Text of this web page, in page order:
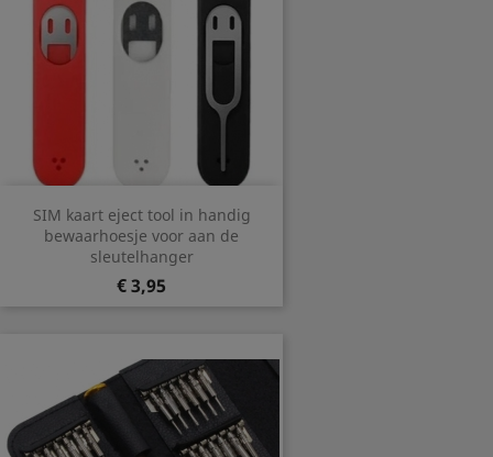
SIM kaart eject tool in handig
bewaarhoesje voor aan de
sleutelhanger
Prijs
€ 3,95